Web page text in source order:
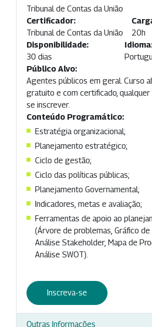
Tribunal de Contas da União
Certificador:
Tribunal de Contas da União
20h
Disponibilidade:
30 dias
Público Alvo:
Agentes públicos em geral. Curso
gratuito e com certificado,
se inscrever.
Conteúdo Programático:
Estratégia organizacional;
Planejamento estratégico;
Ciclo de gestão;
Ciclo das políticas públicas;
Planejamento Governamental;
Indicadores, metas e avaliação;
Ferramentas de apoio ao
(Árvore de problemas, Gráfico de
Análise Stakeholder, Mapa de
Análise SWOT).
Inscreva-se
Outras Informações